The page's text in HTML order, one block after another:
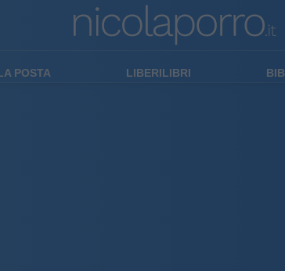
POSTA LIBERILIBRI